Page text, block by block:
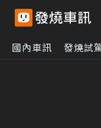
國內車訊 發燒試